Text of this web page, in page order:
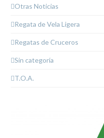
Otras Noticias
Regata de Vela Ligera
Regatas de Cruceros
Sin categoría
T.O.A.